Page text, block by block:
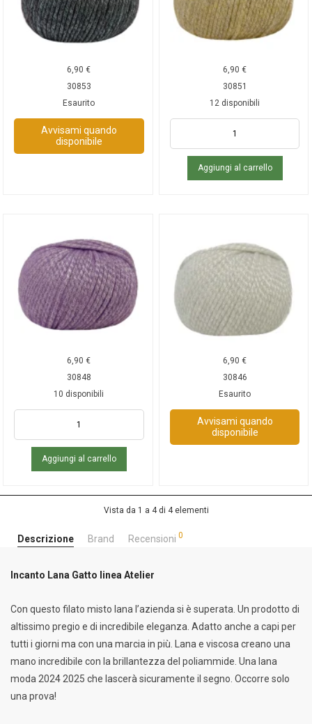
6,90€
30853
Esaurito
Avvisami quando
disponibile
6,90€
30851
12 disponibili
Aggiungi al carrello
6,90€
30848
10 disponibili
Aggiungi al carrello
6,90€
30846
Esaurito
Avvisami quando
disponibile
Vista da 1 a 4 di 4 elementi
Descrizione Brand Recensioni 0
Incanto Lana Gatto linea Atelier
Con questo filato misto lana l’azienda si è superata. Un prodotto di
altissimo pregio e di incredibile eleganza. Adatto anche a capi per
tutti i giorni ma con una marcia in più. Lana e viscosa creano una
mano incredibile con la brillantezza del poliammide. Una lana
moda 2024 2025 che lascerà sicuramente il segno. Occorre solo
una prova!